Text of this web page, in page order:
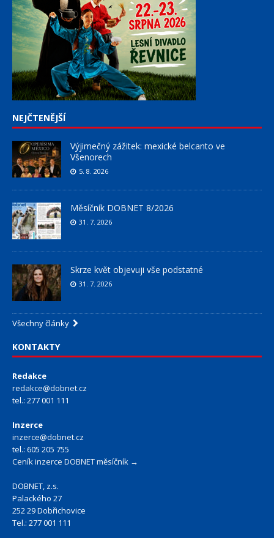
NEJČTENĚJŠÍ
Výjimečný zážitek: mexické belcanto ve
Všenorech
5. 8. 2026
Měsíčník DOBNET 8/2026
31. 7. 2026
Skrze květ objevuji vše podstatné
31. 7. 2026
Všechny články
KONTAKTY
Redakce
redakce@dobnet.cz
tel.: 277 001 111
Inzerce
inzerce@dobnet.cz
tel.: 605 205 755
Ceník inzerce DOBNET měsíčník →
DOBNET, z.s.
Palackého 27
252 29 Dobřichovice
Tel.: 277 001 111